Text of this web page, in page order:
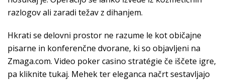
razlogov ali zaradi težav z dihanjem.
Hkrati se delovni prostor ne razume le kot običajne
pisarne in konferenčne dvorane, ki so objavljeni na
Zmaga.com. Video poker casino stratégie če iščete igre,
pa kliknite tukaj. Mehek ter eleganca načrt sestavljajo